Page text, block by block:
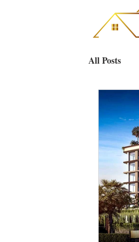
All Posts
การลง
บ้านหรู